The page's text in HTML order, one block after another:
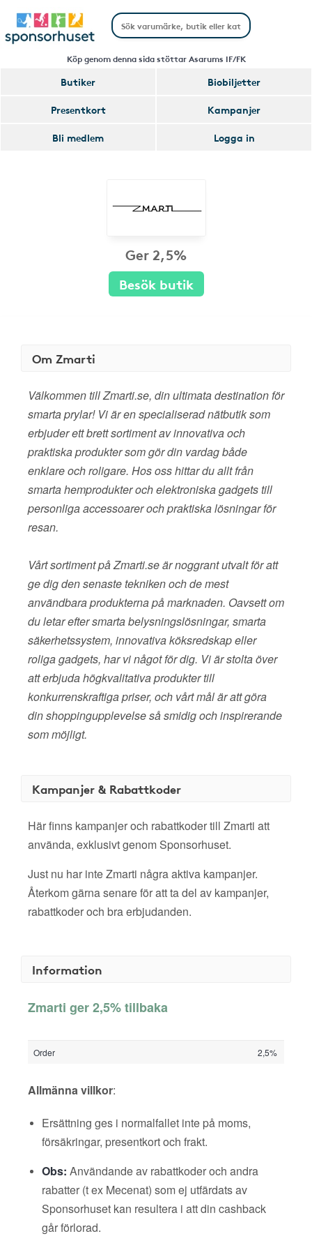
Köp genom denna sida stöttar Asarums IF/FK
Butiker
Biobiljetter
Presentkort
Kampanjer
Bli medlem
Logga in
Ger 2,5%
Besök butik
Om Zmarti
Välkommen till Zmarti.se, din ultimata destination för
smarta prylar! Vi är en specialiserad nätbutik som
erbjuder ett brett sortiment av innovativa och
praktiska produkter som gör din vardag både
enklare och roligare. Hos oss hittar du allt från
smarta hemprodukter och elektroniska gadgets till
personliga accessoarer och praktiska lösningar för
resan.
Vårt sortiment på Zmarti.se är noggrant utvalt för att
ge dig den senaste tekniken och de mest
användbara produkterna på marknaden. Oavsett om
du letar efter smarta belysningslösningar, smarta
säkerhetssystem, innovativa köksredskap eller
roliga gadgets, har vi något för dig. Vi är stolta över
att erbjuda högkvalitativa produkter till
konkurrenskraftiga priser, och vårt mål är att göra
din shoppingupplevelse så smidig och inspirerande
som möjligt.
Kampanjer & Rabattkoder
Här finns kampanjer och rabattkoder till Zmarti att
använda, exklusivt genom Sponsorhuset.
Just nu har inte Zmarti några aktiva kampanjer.
Återkom gärna senare för att ta del av kampanjer,
rabattkoder och bra erbjudanden.
Information
Zmarti ger 2,5% tillbaka
Order 2,5%
Allmänna villkor:
Ersättning ges i normalfallet inte på moms,
försäkringar, presentkort och frakt.
Obs: Användande av rabattkoder och andra
rabatter (t ex Mecenat) som ej utfärdats av
Sponsorhuset kan resultera i att din cashback
går förlorad.